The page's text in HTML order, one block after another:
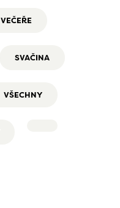
VEČEŘE
SVAČINA
VŠECHNY